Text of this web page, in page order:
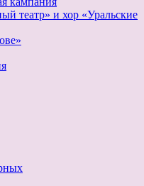
театр» и хор «Уральские